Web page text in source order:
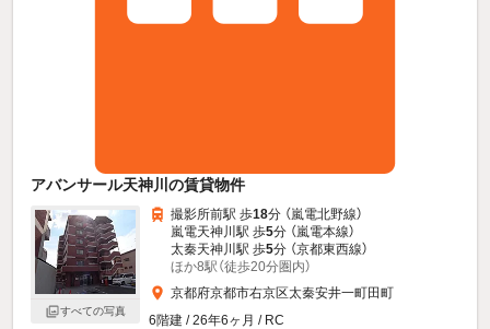
アバンサール天神川の賃貸物件
すべての写真
撮影所前駅 歩18分 （嵐電北野線）
嵐電天神川駅 歩5分 （嵐電本線）
太秦天神川駅 歩5分 （京都東西線）
ほか8駅（徒歩20分圏内）
京都府京都市右京区太秦安井一町田町
6階建 / 26年6ヶ月 / RC